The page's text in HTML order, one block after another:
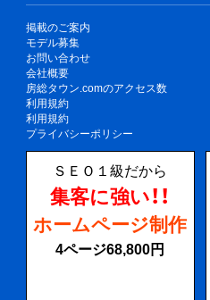
掲載のご案内
モデル募集
お問い合わせ
会社概要
房総タウン.comのアクセス数
利用規約
利用規約
プライバシーポリシー
ＳＥＯ１級だから
集客に強い！！
ホームページ制作
4ページ68,800円